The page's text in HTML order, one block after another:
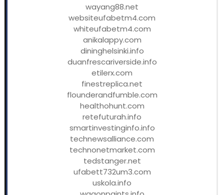
wayang88.net
websiteufabetm4.com
whiteufabetm4.com
anikalappy.com
dininghelsinki.info
duanfrescariverside.info
etilerx.com
finestreplica.net
flounderandfumble.com
healthohunt.com
retefuturah.info
smartinvestinginfo.info
technewsalliance.com
technonetmarket.com
tedstanger.net
ufabett732um3.com
uskola.info